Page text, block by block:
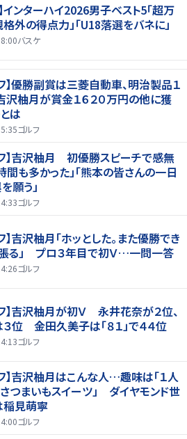
インターハイ2026男子ベスト5「超万
格外の得点力」「U18落選をバネに」
バスケ
】優勝副賞は三菱自動車、明治製品１
柚月が賞金１６２０万円の他に獲
は
ゴルフ
】吉沢柚月 初優勝スピーチで感無
間も多かった」「熊本の皆さんの一日
願う」
ゴルフ
】吉沢柚月「ホッとした。また優勝でき
る」 プロ３年目で初Ｖ…一問一答
ゴルフ
】吉沢柚月が初Ｖ 永井花奈が２位、
位 金田久美子は「８１」で４４位
ゴルフ
】吉沢柚月はこんな人…趣味は「１人
さつまいもスイーツ」 ダイヤモンド世
見萌寧
ゴルフ